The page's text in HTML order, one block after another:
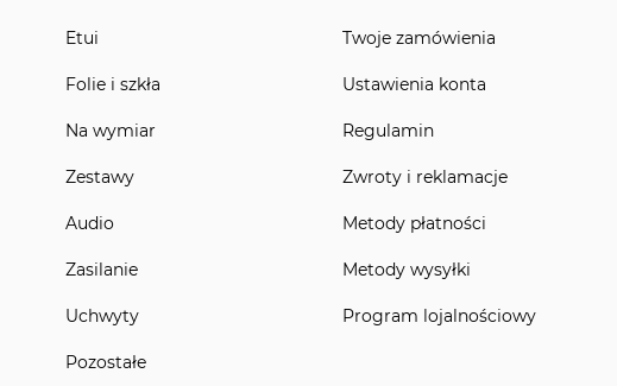
Etui
Folie i szkła
Na wymiar
Zestawy
Audio
Zasilanie
Uchwyty
Pozostałe
Twoje zamówienia
Ustawienia konta
Regulamin
Zwroty i reklamacje
Metody płatności
Metody wysyłki
Program lojalnościowy